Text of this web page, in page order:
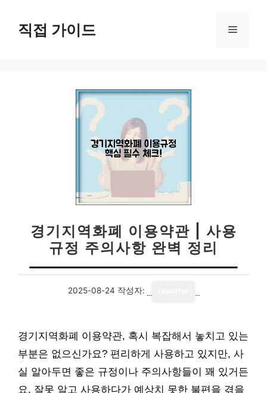
직접 가이드 메
경기지역화폐 이용약관 | 사용
규정 주의사항 완벽 정리
2025-08-24 작성자:
경기지역화폐 이용약관, 혹시 복잡해서 놓치고 있는
부분은 없으신가요? 편리하게 사용하고 있지만, 사
실 알아두면 좋은 규정이나 주의사항들이 꽤 있거든
요. 잘못 알고 사용하다가 예상치 못한 불편을 겪을